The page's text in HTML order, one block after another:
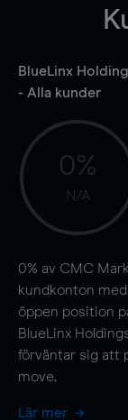
BlueLinx
- Alla kunder
0%
N/A
0% av CMC
kundkonton
öppen position
BlueLinx
förväntar sig att
move.
Lär mer